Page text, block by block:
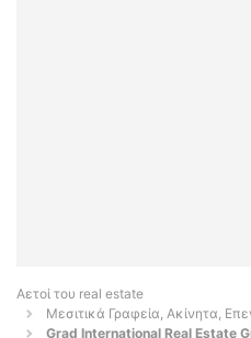
Αετοί του real estate
Μεσιτικά Γραφεία, Ακίνητα,
Grad International Real Estate